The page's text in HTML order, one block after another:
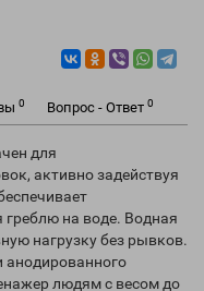
0 Вопрос - Ответ 0
для
активно задействуя
греблю на воде. Водная
нагрузку без рывков.
анодированного
людям с весом до